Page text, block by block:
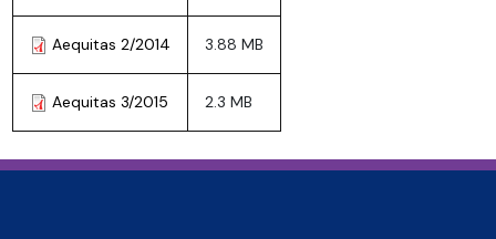
Aequitas 2/2014 3.88 MB
Aequitas 3/2015 2.3 MB